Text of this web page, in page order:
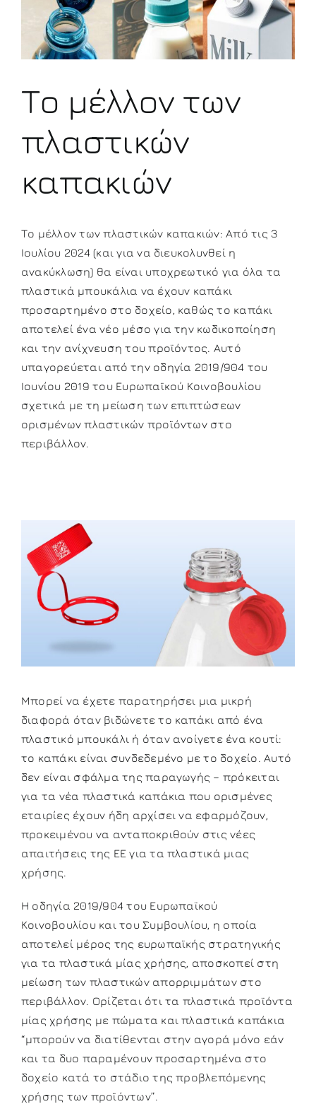
εικόνας
Το μέλλον των
πλαστικών
καπακιών
Το μέλλον των πλαστικών καπακιών: Από τις 3
Ιουλίου 2024 (και για να διευκολυνθεί η
ανακύκλωση) θα είναι υποχρεωτικό για όλα τα
πλαστικά μπουκάλια να έχουν καπάκι
προσαρτημένο στο δοχείο, καθώς το καπάκι
αποτελεί ένα νέο μέσο για την κωδικοποίηση
και την ανίχνευση του προϊόντος. Αυτό
υπαγορεύεται από την οδηγία 2019/904 του
Ιουνίου 2019 του Ευρωπαϊκού Κοινοβουλίου
σχετικά με τη μείωση των επιπτώσεων
ορισμένων πλαστικών προϊόντων στο
περιβάλλον.
Μπορεί να έχετε παρατηρήσει μια μικρή
διαφορά όταν βιδώνετε το καπάκι από ένα
πλαστικό μπουκάλι ή όταν ανοίγετε ένα κουτί:
το καπάκι είναι συνδεδεμένο με το δοχείο. Αυτό
δεν είναι σφάλμα της παραγωγής – πρόκειται
για τα νέα πλαστικά καπάκια που ορισμένες
εταιρίες έχουν ήδη αρχίσει να εφαρμόζουν,
προκειμένου να ανταποκριθούν στις νέες
απαιτήσεις της ΕΕ για τα πλαστικά μιας
χρήσης.
Η οδηγία 2019/904 του Ευρωπαϊκού
Κοινοβουλίου και του Συμβουλίου, η οποία
αποτελεί μέρος της ευρωπαϊκής στρατηγικής
για τα πλαστικά μίας χρήσης, αποσκοπεί στη
μείωση των πλαστικών απορριμμάτων στο
περιβάλλον. Ορίζεται ότι τα πλαστικά προϊόντα
μίας χρήσης με πώματα και πλαστικά καπάκια
“μπορούν να διατίθενται στην αγορά μόνο εάν
και τα δυο παραμένουν προσαρτημένα στο
δοχείο κατά το στάδιο της προβλεπόμενης
χρήσης των προϊόντων”.